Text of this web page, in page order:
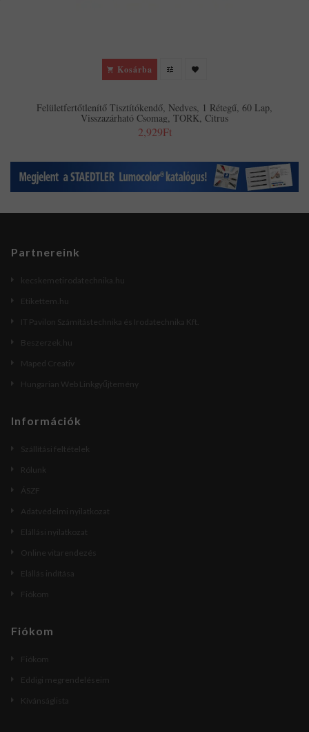
Kosárba
Felületfertőtlenítő Tisztítókendő, Nedves, 1 Rétegű, 60 Lap,
Visszazárható Csomag, TORK, Citrus
2,929Ft
Partnereink
kecskemetirodatechnika.hu
Etikettem.hu
IT Pavilon Számítástechnika és Irodatechnika Kft.
Beszerzek.hu
Maped Creativ
Hungarian Web Linkgyűjtemény
Információk
Szállítási feltételek
Rólunk
ÁSZF
Adatvédelmi nyilatkozat
Elállási nyilatkozat
Online vitarendezés
Elállás indítása
Fiókom
Fiókom
Fiókom
Eddigi megrendeléseim
Kívánságlista